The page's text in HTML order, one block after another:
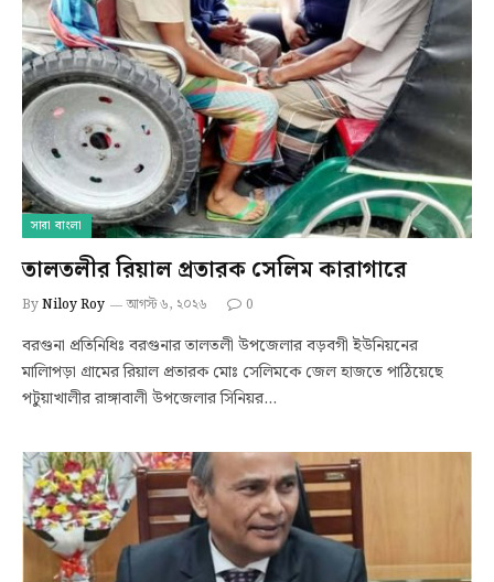
সারা বাংলা
‎তালতলীর রিয়াল প্রতারক সেলিম কারাগারে
ByNiloy Roy আগস্ট ৬, ২০২৬ 0
বরগুনা প্রতিনিধিঃ বরগুনার তালতলী উপজেলার বড়বগী ইউনিয়নের
মালিাপড়া গ্রামের রিয়াল প্রতারক মোঃ সেলিমকে জেল হাজতে পাঠিয়েছে
পটুয়াখালীর রাঙ্গাবালী উপজেলার সিনিয়র…